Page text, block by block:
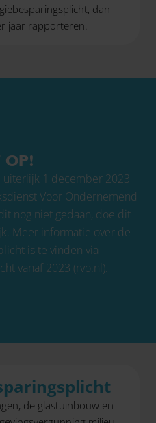
dan
jaar rapporteren.
OP!
uiterlijk 1 december 2023
Voor Ondernemend
nog niet gedaan, doe dit
Meer informatie over de
is te vinden via
vanaf 2023 (rvo.nl).
de glastuinbouw en